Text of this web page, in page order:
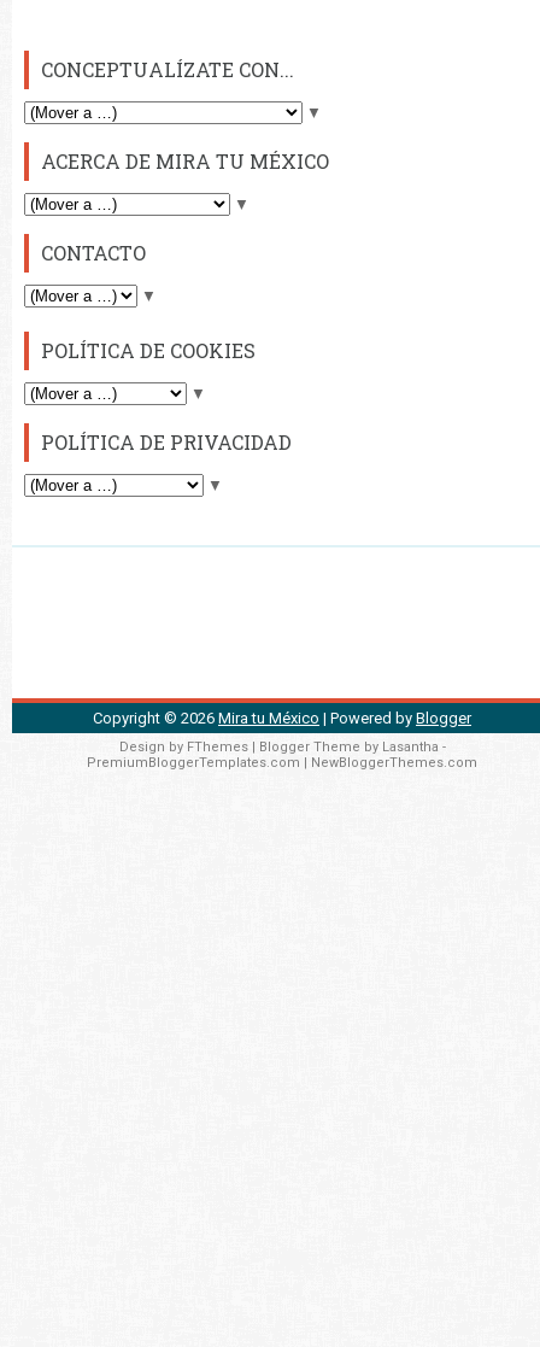
CONCEPTUALÍZATE CON...
▼
ACERCA DE MIRA TU MÉXICO
▼
CONTACTO
▼
POLÍTICA DE COOKIES
▼
POLÍTICA DE PRIVACIDAD
▼
Copyright © 2026 Mira tu México | Powered by Blogger
Design by FThemes| Blogger Theme by Lasantha -
PremiumBloggerTemplates.com
NewBloggerThemes.com